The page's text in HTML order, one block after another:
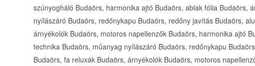
szúnyogháló Budaörs, harmonika ajtó Budaörs, ablak fólia Budaörs,
nyílászáró Budaörs, redőnykapu Budaörs, redőny javítás Budaörs,
árnyékolók Budaörs, motoros napellenzők Budaörs, harmonika ajtó
technika Budaörs, műanyag nyílászáró Budaörs, redőnykapu
Budaörs, fa reluxák Budaörs, árnyékolók Budaörs, motoros